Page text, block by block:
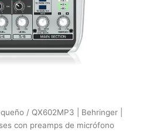
/ QX602MP3 | Behringer |
con preamps de micrófono